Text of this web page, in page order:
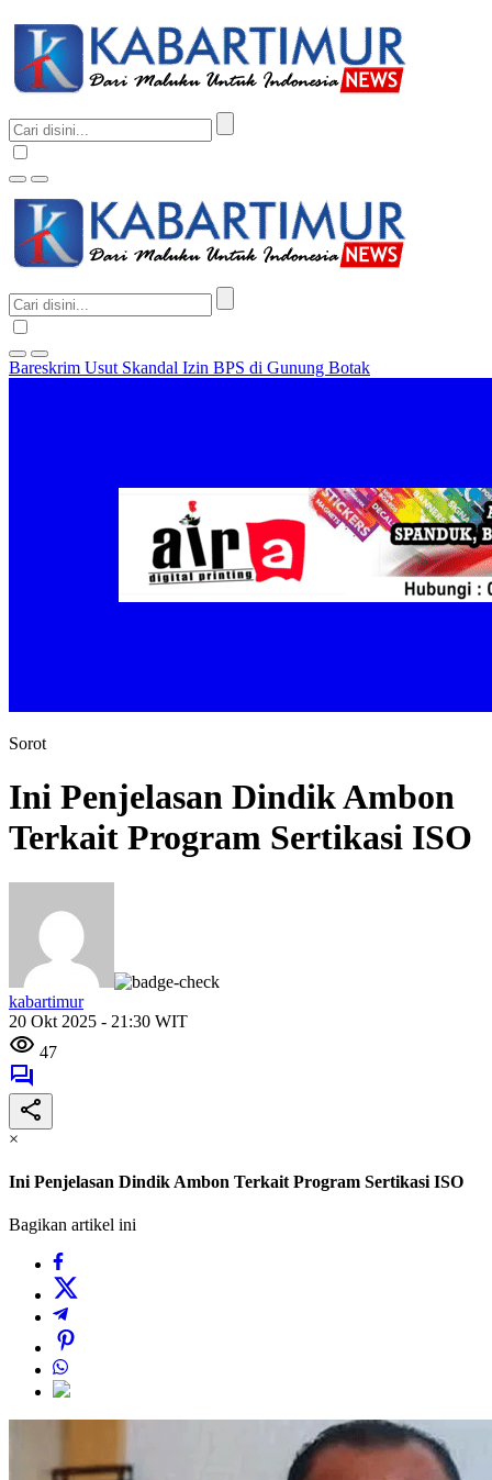
Bareskrim Usut Skandal Izin BPS di Gunung Botak
Sorot
Ini Penjelasan Dindik Ambon
Terkait Program Sertikasi ISO
kabartimur
20 Okt 2025 - 21:30 WIT
47
×
Ini Penjelasan Dindik Ambon Terkait Program Sertikasi ISO
Bagikan artikel ini